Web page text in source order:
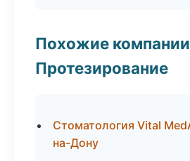
Похожие
Протезирование
Стоматология Vital
на-Дону